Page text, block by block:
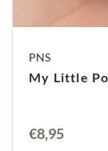
PNS
My Little
€8,95